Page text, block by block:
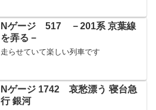
Nゲージ 517 －201系 京葉線
を弄る－
走らせていて楽しい列車です
Nゲージ 1742 哀愁漂う 寝台急
行 銀河